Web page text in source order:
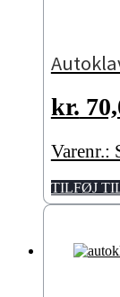
kr.
Varenr.:
TILFØJ